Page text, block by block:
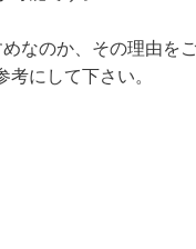
なのか、その理由を
にして下さい。